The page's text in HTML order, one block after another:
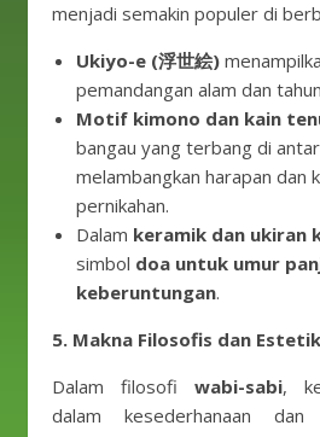
menjadi semakin populer di
Ukiyo-e (浮世絵)
pemandangan alam dan
Motif kimono dan kain
bangau yang terbang di
melambangkan harapan dan
pernikahan.
Dalam keramik dan ukiran
simbol doa untuk umur
keberuntungan.
5. Makna Filosofis dan
Dalam filosofi wabi-sabi,
dalam kesederhanaan dan